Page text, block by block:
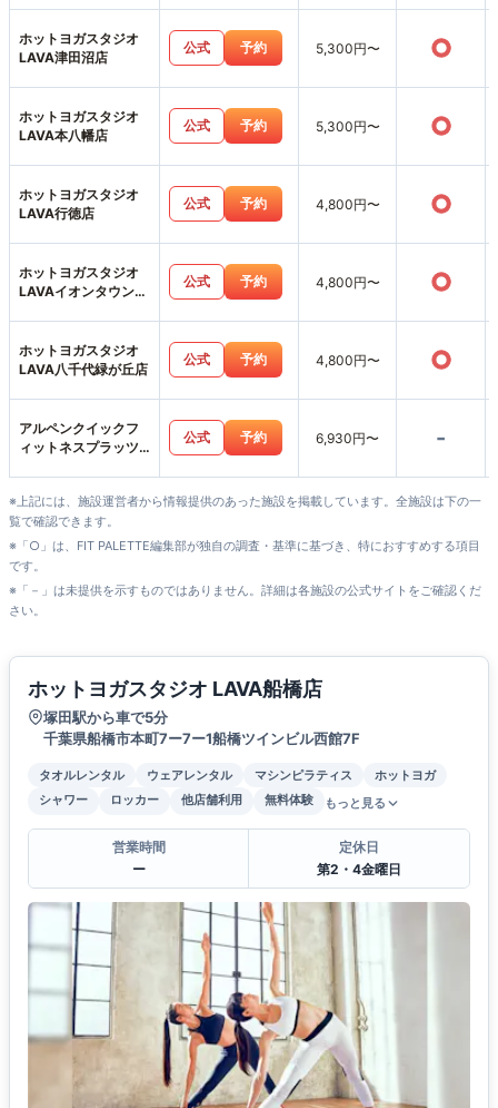
ホットヨガスタジオ
LAVA津田沼店
公式 予約 5,300円〜 ○
ホットヨガスタジオ
LAVA本八幡店
公式 予約 5,300円〜 ○
ホットヨガスタジオ
LAVA行徳店
公式 予約 4,800円〜 ○
ホットヨガスタジオ
LAVAイオンタウン東
公式 予約 4,800円〜 ○
ホットヨガスタジオ
LAVA八千代緑が丘店
公式 予約 4,800円〜 ○
アルペンクイックフ
ィットネスプラッツ
公式 予約 6,930円〜 -
※上記には、施設運営者から情報提供のあった施設を掲載しています。全施設は下の一
覧で確認できます。
※「○」は、FIT PALETTE編集部が独自の調査・基準に基づき、特におすすめする項目
です。
※「－」は未提供を示すものではありません。詳細は各施設の公式サイトをご確認くだ
さい。
ホットヨガスタジオ LAVA船橋店
塚田駅から車で5分
千葉県船橋市本町7ー7ー1船橋ツインビル西館7F
タオルレンタル ウェアレンタル マシンピラティス
ホットヨガ
シャワー
ロッカー 他店舗利用 無料体験 もっと見る
営業時間
ー
定休日
第2・4金曜日